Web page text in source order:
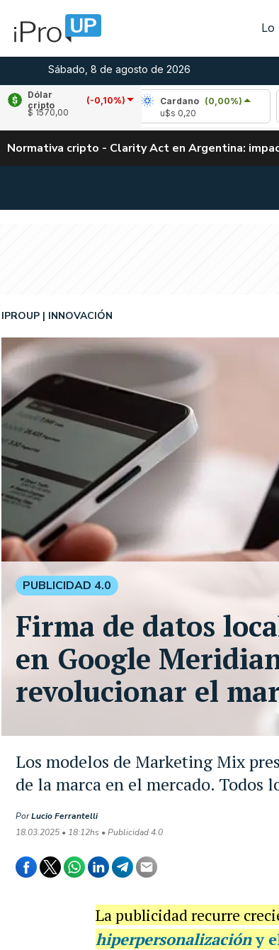
Lo
Sábado, 8 de agosto de 2026
Dólar
cripto
(-0,10%)
$ 1570,00
(1,15%)
Cardano
(0,00%)
Normativa cripto - Clarity Act en Argentina:
Los modelos de Marketing Mix
de la marca en el mercado. Todos
IPROUP INNOVACIÓN
PorLucio Ferrantelli
18.03.2025 • 18:12hs • Publicidad 4.0
PUBLICIDAD 4.0
Firma de datos
en Google
revolucionar el
La publicidad recurre
hiperpersonalizacióny